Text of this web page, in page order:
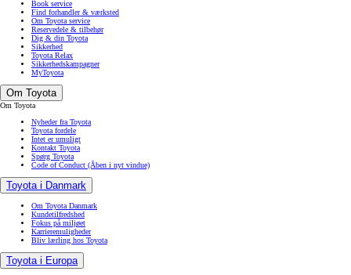
Book service
Find forhandler & værksted
Om Toyota service
Reservedele & tilbehør
Dig & din Toyota
Sikkerhed
Toyota Relax
Sikkerhedskampagner
MyToyota
Om Toyota
Om Toyota
Nyheder fra Toyota
Toyota fordele
Intet er umuligt
Kontakt Toyota
Spørg Toyota
Code of Conduct (Åben i nyt vindue)
Toyota i Danmark
Om Toyota Danmark
Kundetilfredshed
Fokus på miljøet
Karrieremuligheder
Bliv lærling hos Toyota
Toyota i Europa